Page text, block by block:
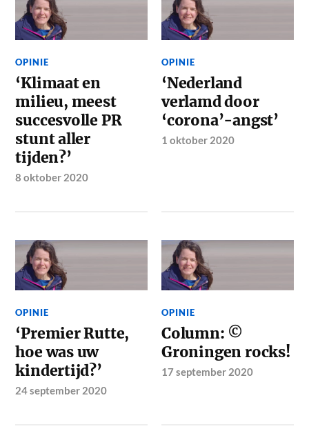
OPINIE
‘Klimaat en
milieu, meest
succesvolle PR
stunt aller
tijden?’
8 oktober 2020
OPINIE
‘Nederland
verlamd door
‘corona’-angst’
1 oktober 2020
OPINIE
‘Premier Rutte,
hoe was uw
kindertijd?’
24 september 2020
OPINIE
Column: ©
Groningen rocks!
17 september 2020